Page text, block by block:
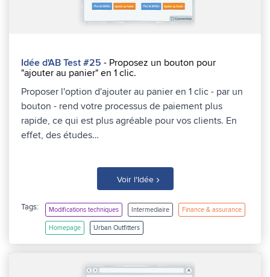
Idée d'AB Test #25 - Proposez un bouton pour
"ajouter au panier" en 1 clic.
Proposer l'option d'ajouter au panier en 1 clic - par un
bouton - rend votre processus de paiement plus
rapide, ce qui est plus agréable pour vos clients. En
effet, des études…
Voir l'Idée ›
Tags: Modifications techniques Intermediaire Finance & assurance
Homepage Urban Outfitters